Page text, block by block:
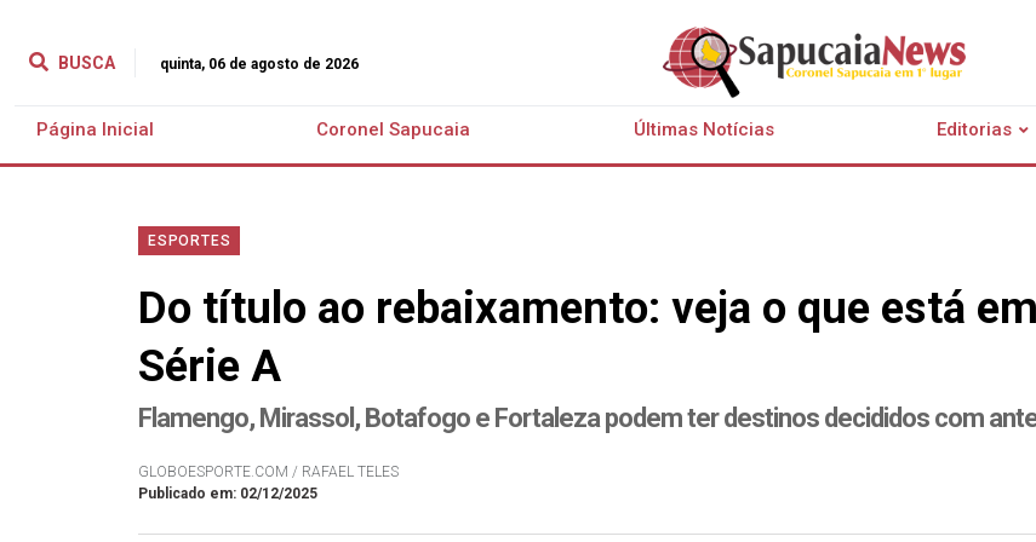
BUSCA quinta, 06 de agosto de 2026
Página Inicial Coronel Sapucaia Últimas Notícias Editorias
ESPORTES
Do título ao rebaixamento: veja o que está
Série A
Flamengo, Mirassol, Botafogo e Fortaleza podem ter destinos decididos com
GLOBOESPORTE.COM / RAFAEL TELES
Publicado em: 02/12/2025